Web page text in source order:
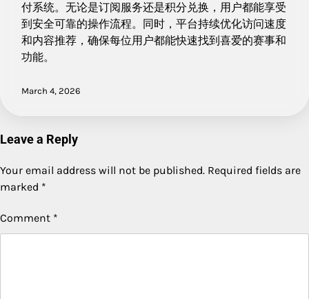
付系统。无论是订阅服务还是积分兑换，用户都能享受
到安全可靠的操作流程。同时，平台持续优化访问速度
和内容推荐，确保每位用户都能快速找到喜爱的赛事和
功能。
March 4, 2026
Leave a Reply
Your email address will not be published. Required fields are
marked *
Comment *